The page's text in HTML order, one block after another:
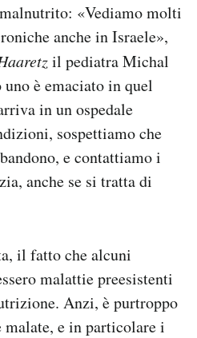
«Vediamo molti
anche in Israele»,
il pediatra Michal
è emaciato in quel
in un ospedale
sospettiamo che
e contattiamo i
anche se si tratta di
il fatto che alcuni
malattie preesistenti
Anzi, è purtroppo
malate, e in particolare i